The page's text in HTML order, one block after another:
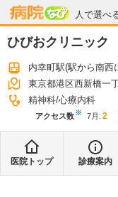
人で選べ
病院なび
ひびおクリニック
内幸町駅(駅から南西
東京都港区西新橋一
精神科 心療内科
アクセス数※ 7月 : 2
医院トップ 診療案内